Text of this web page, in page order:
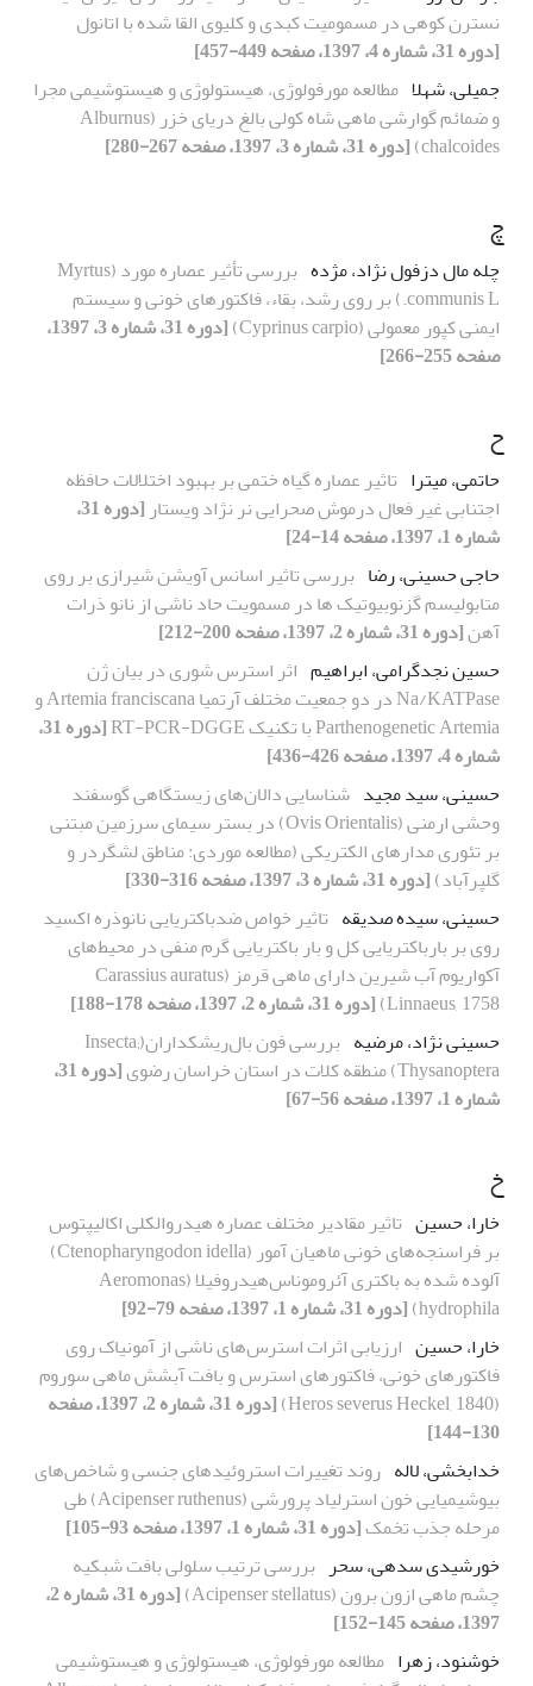
نسترن کوهی در مسمومیت کبدی و کلیوی القا شده با اتانول
[دوره 31، شماره 4، 1397، صفحه 449-457]
جمیلی، شهلا مطالعه مورفولوژی، هیستولوژی و هیستوشیمی مجرا
و ضمائم گوارشی ماهی شاه کولی بالغ دریای خزر (Alburnus
chalcoides) [دوره 31، شماره 3، 1397، صفحه 267-280]
چ
چله مال دزفول نژاد، مژده
بررسی تأثیر عصاره مورد (Myrtus
communis L.) بر روی رشد، بقاء، فاکتورهای خونی و سیستم
ایمنی کپور معمولی (Cyprinus carpio)
[دوره 31، شماره 3، 1397،
صفحه 255-266]
ح
حاتمی، میترا تاثیر عصاره گیاه ختمی بر بهبود اختلالات حافظه
اجتنابی غیر فعال درموش صحرایی نر نژاد ویستار
[دوره 31،
شماره 1، 1397، صفحه 14-24]
حاجی حسینی، رضا بررسی تاثیر اسانس آویشن شیرازی بر روی
متابولیسم گزنوبیوتیک ها در مسمویت حاد ناشی از نانو ذرات
آهن[دوره 31، شماره 2، 1397، صفحه 200-212]
حسین نجدگرامی، ابراهیم اثر استرس شوری در بیان ژن
Na/KATPase در دو جمعیت مختلف آرتمیا Artemia franciscana و
Parthenogenetic Artemia با تکنیک RT-PCR-DGGE
[دوره 31،
شماره 4، 1397، صفحه 426-436]
حسینی، سید مجید شناسایی دالان‌های زیستگاهی گوسفند
وحشی ارمنی (Ovis Orientalis) در بستر سیمای سرزمین مبتنی
بر تئوری مدارهای الکتریکی (مطالعه موردی: مناطق لشگر‌در و
گلپر‌آباد)[دوره 31، شماره 3، 1397، صفحه 316-330]
حسینی، سیده صدیقه تاثیر خواص ضدباکتریایی نانوذره اکسید
روی بر بارباکتریایی کل و بار باکتریایی گرم منفی در محیط‌های
آکواریوم آب شیرین دارای ماهی قرمز (Carassius auratus
Linnaeus, 1758) [دوره 31، شماره 2، 1397، صفحه 178-188]
حسینی نژاد، مرضیه
بررسی فون بال‌ریشکداران(Insecta;
Thysanoptera) منطقه کلات در استان خراسان رضوی
[دوره 31،
شماره 1، 1397، صفحه 56-67]
خ
خارا، حسین تاثیر مقادیر مختلف عصاره هیدروالکلی اکالیپتوس
بر فراسنجه‌های خونی ماهیان آمور (Ctenopharyngodon idella)
آلوده شده به باکتری آئروموناس‌هیدروفیلا (Aeromonas
hydrophila) [دوره 31، شماره 1، 1397، صفحه 79-92]
خارا، حسین ارزیابی اثرات استرس‌های ناشی از آمونیاک روی
فاکتورهای خونی، فاکتورهای استرس و بافت آبشش ماهی سوروم
(Heros severus Heckel, 1840)
[دوره 31، شماره 2، 1397، صفحه
130-144]
خدابخشی، لاله روند تغییرات استروئیدهای جنسی و شاخص‌های
بیوشیمیایی خون استرلیاد پرورشی (Acipenser ruthenus) طی
مرحله جذب تخمک[دوره 31، شماره 1، 1397، صفحه 93-105]
خورشیدی سدهی، سحر بررسی ترتیب سلولی بافت شبکیه
چشم ماهی ازون برون (Acipenser stellatus)
[دوره 31، شماره 2،
1397، صفحه 145-152]
خوشنود، زهرا مطالعه مورفولوژی، هیستولوژی و هیستوشیمی